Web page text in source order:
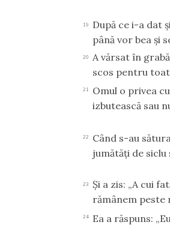
19
După ce i-a dat
până vor bea şi
20
A vărsat în
scos pentru
21 Omul o privea
izbutească sau
22 Când s-au
jumătăţi de siclu
23
Şi a zis: „A cui
rămânem peste
24 Ea a răspuns: